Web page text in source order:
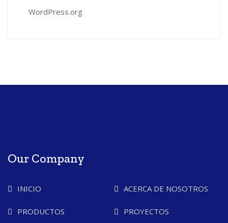
WordPress.org
Our Company
INICIO ACERCA DE NOSOTROS
PRODUCTOS PROYECTOS